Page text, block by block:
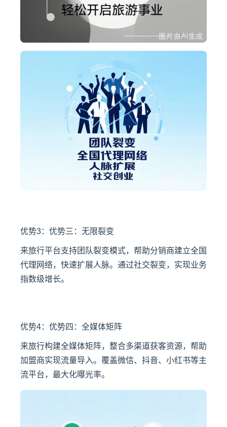
优势3：优势三：无限裂变
来旅行平台支持团队裂变模式，帮助分销商建立全国
代理网络，快速扩展人脉。通过社交裂变，实现业务
指数级增长。
优势4：优势四：全媒体矩阵
来旅行构建全媒体矩阵，整合多渠道获客资源，帮助
加盟商实现流量导入。覆盖微信、抖音、小红书等主
流平台，最大化曝光率。